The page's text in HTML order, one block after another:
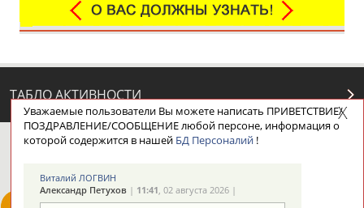
ТАБЛО АКТИВНОСТИ
ЦЕЛИ ПРОЕКТА НАШИ КНОПКИ
Уважаемые пользователи Вы можете написать ПРИВЕТСТВИЕ/
ПОЗДРАВЛЕНИЕ/СООБЩЕНИЕ любой персоне, информация о
которой содержится в нашей БД Персоналий!
Виталий ЛОГВИН
Александр Петухов| 11:41, 02 августа 2026 |